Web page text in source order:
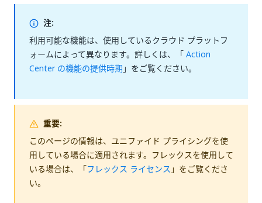
注:
利用可能な機能は、使用しているクラウド プラットフ
ォームによって異なります。詳しくは、「Action
Center の機能の提供時期」をご覧ください。
重要:
このページの情報は、ユニファイド プライシングを使
用している場合に適用されます。フレックスを使用して
いる場合は、「フレックス ライセンス」をご覧くださ
い。